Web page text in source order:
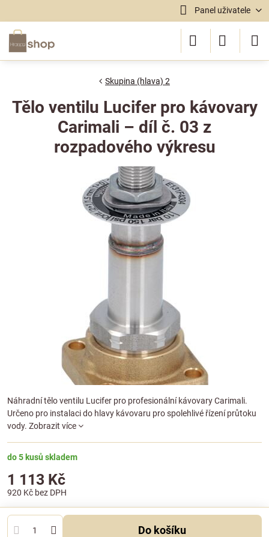
Panel uživatele
Skupina (hlava) 2
Tělo ventilu Lucifer pro kávovary
Carimali – díl č. 03 z
rozpadového výkresu
Náhradní tělo ventilu Lucifer pro profesionální kávovary Carimali.
Určeno pro instalaci do hlavy kávovaru pro spolehlivé řízení průtoku
vody. Zobrazit více
do 5 kusů skladem
1 113 Kč
920 Kč bez DPH
Do košíku